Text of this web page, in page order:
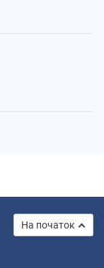
На початок